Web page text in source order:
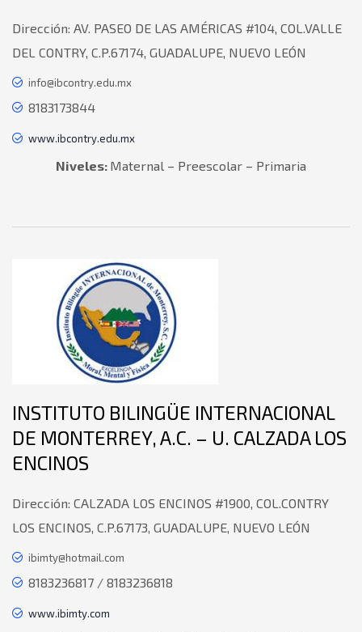
Dirección: AV. PASEO DE LAS AMÉRICAS #104, COL.VALLE
DEL CONTRY, C.P.67174, GUADALUPE, NUEVO LEÓN
info@ibcontry.edu.mx
8183173844
www.ibcontry.edu.mx
Niveles: Maternal – Preescolar – Primaria
INSTITUTO BILINGÜE INTERNACIONAL
DE MONTERREY, A.C. – U. CALZADA LOS
ENCINOS
Dirección: CALZADA LOS ENCINOS #1900, COL.CONTRY
LOS ENCINOS, C.P.67173, GUADALUPE, NUEVO LEÓN
ibimty@hotmail.com
8183236817 / 8183236818
www.ibimty.com